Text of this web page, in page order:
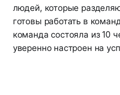
людей, которые
готовы работать в
команда состояла из 10
уверенно настроен на